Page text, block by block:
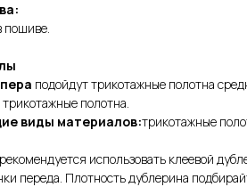
пошиве.
подойдут трикотажные полотна
полотна.
виды материалов:трикотажные
рекомендуется использовать клеевой
переда. Плотность дублерина